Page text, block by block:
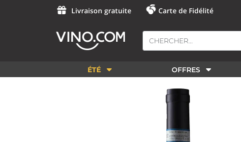
Livraison gratuite Carte de Fidélité
ÉTÉ OFFRES